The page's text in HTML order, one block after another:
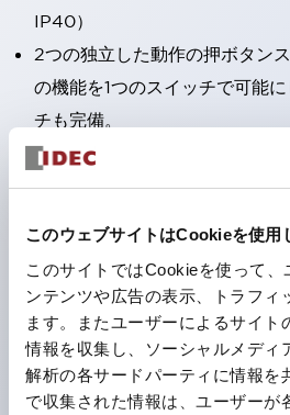
このウェブサイトはCookieを使用
このサイトではCookieを使って、
ンテンツや広告の表示、トラフィ
ます。またユーザーによるサイト
情報を収集し、ソーシャルメディ
解析の各サードパーティに情報を
で収集された情報は、ユーザーが
IP40）
2つの独立した動作の押ボタン
の機能を1つのスイッチで可能
チも完備。
ワールドワイドなニーズに対応
1つで6色の役をこなすLED球
カラーユニバーサルデザインに
表示灯（角平形）の点灯/消灯の
ランプ色の識別（ B-190 参照
ISO 3864-4安全色に対応。危